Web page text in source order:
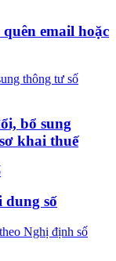
email hoặc
bổ sung
khai thuế
dung số